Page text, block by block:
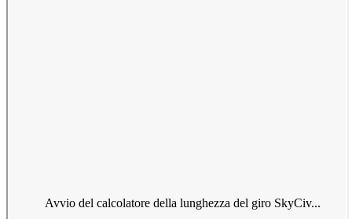
Avvio del calcolatore della lunghezza del giro SkyCiv...